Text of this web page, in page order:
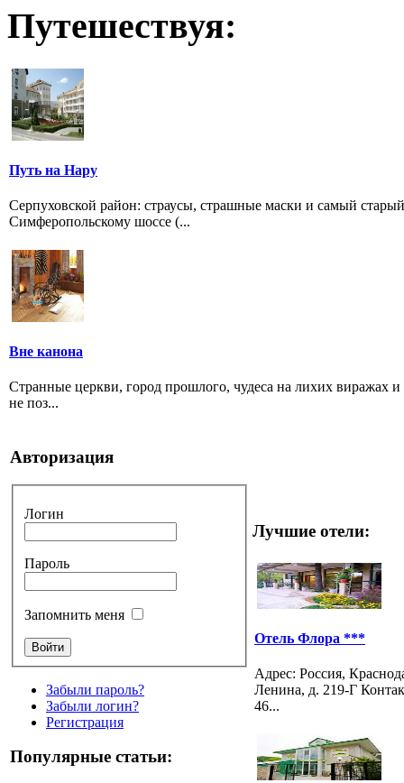
Путешествуя:
Путь на Нару
Серпуховской район: страусы, страшные маски и самый
Симферопольскому шоссе (...
Вне канона
Странные церкви, город прошлого, чудеса на лихих виражах
не поз...
Авторизация
Логин
Пароль
Запомнить меня
Забыли пароль?
Забыли логин?
Регистрация
Популярные статьи:
Лучшие отели:
Отель Флора ***
Адрес: Россия,
Ленина, д. 219-Г
46...